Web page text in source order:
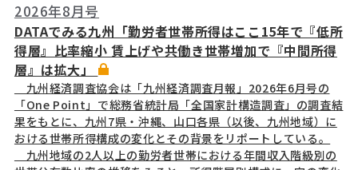
2026年8月号
DATAでみる九州「勤労者世帯所得はここ15年で『低所
得層』比率縮小 賃上げや共働き世帯増加で『中間所得
層』は拡大」
九州経済調査協会は「九州経済調査月報」2026年6月号の
「One Point」で総務省統計局「全国家計構造調査」の調査結
果をもとに、九州7県・沖縄、山口各県（以後、九州地域）に
おける世帯所得構成の変化とその背景をリポートしている。
九州地域の2人以上の勤労者世帯における年間収入階級別の